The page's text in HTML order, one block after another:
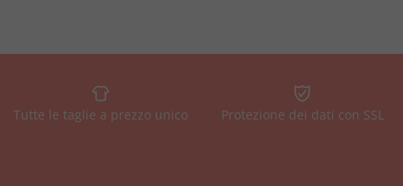
Tutte le taglie a prezzo unico Protezione dei dati con SSL